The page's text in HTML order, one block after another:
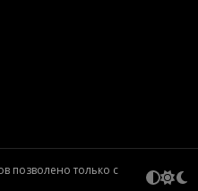
позволено только с